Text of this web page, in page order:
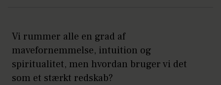
Vi rummer alle en grad af
mavefornemmelse, intuition og
spiritualitet, men hvordan bruger vi det
som et stærkt redskab?